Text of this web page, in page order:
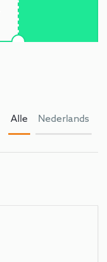
Alle Nederlands